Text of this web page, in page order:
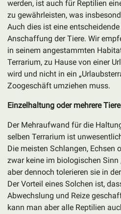
werden, ist auch für Reptilien
zu gewährleisten, was
Auch dies ist eine entscheidende
Anschaffung der Tiere. Wir
in seinem angestammten
Terrarium, zu Hause von einer
wird und nicht in ein
Zoogeschäft umziehen muss.
Einzelhaltung oder mehrere
Der Mehraufwand für die
selben Terrarium ist
Die meisten Schlangen, Echsen
zwar keine im biologischen Sinn
aber dennoch tolerieren sie in
Der Vorteil eines Solchen ist,
Abwechslung und Reize
kann man aber alle Reptilien